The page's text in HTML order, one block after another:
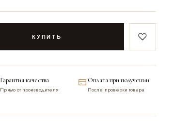
КУПИТЬ В
Гарантия качества
Прямо от производителя
Оплата при получении
После проверки товара